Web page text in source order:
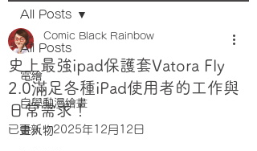
All Posts
電繪
自學動漫繪畫
畫人物
All Posts
史上最強ipad保護套Vatora Fly
2.0滿足各種iPad使用者的工作與
日常需求！
Comic Black Rainbow
已更新：2025年12月12日